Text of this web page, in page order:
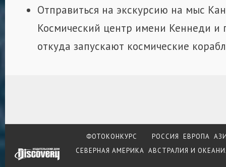
Отправиться на экскурсию на мыс
Космический центр имени Кеннеди и
откуда запускают космические
ФОТОКОНКУРС РОССИЯ ЕВРОПА
СЕВЕРНАЯ АМЕРИКА АВСТРАЛИЯ И